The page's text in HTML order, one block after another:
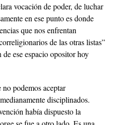
vocación de poder, de luchar
en ese punto es donde
que nos enfrentan
de las otras listas”
ese espacio opositor hoy
no podemos aceptar
disciplinados.
había dispuesto la